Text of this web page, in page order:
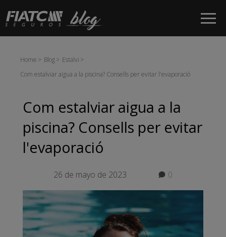
Salta al contingut principal
Home Blog
Estalvi
Com estalviar aigua a la piscina? Consells per evitar l'evaporació
Com estalviar aigua a la
piscina? Consells per evitar
l'evaporació
26 de mayo de 2023 0